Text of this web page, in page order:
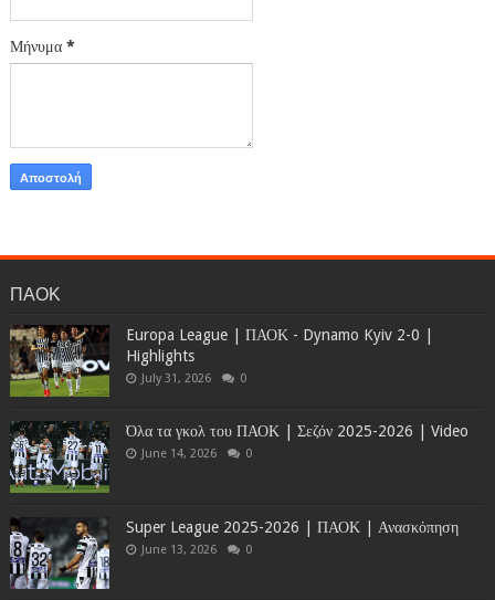
Μήνυμα *
ΠΑΟΚ
Europa League | ΠΑΟΚ - Dynamo Kyiv 2-0 |
Highlights
July 31, 2026 0
Όλα τα γκολ του ΠΑΟΚ | Σεζόν 2025-2026 | Video
June 14, 2026 0
Super League 2025-2026 | ΠΑΟΚ | Ανασκόπηση
June 13, 2026 0